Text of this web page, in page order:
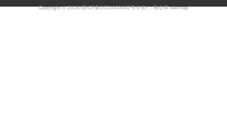
Copyright © 2018琼ICP备2021000462号-6BY：秋心草sitemap